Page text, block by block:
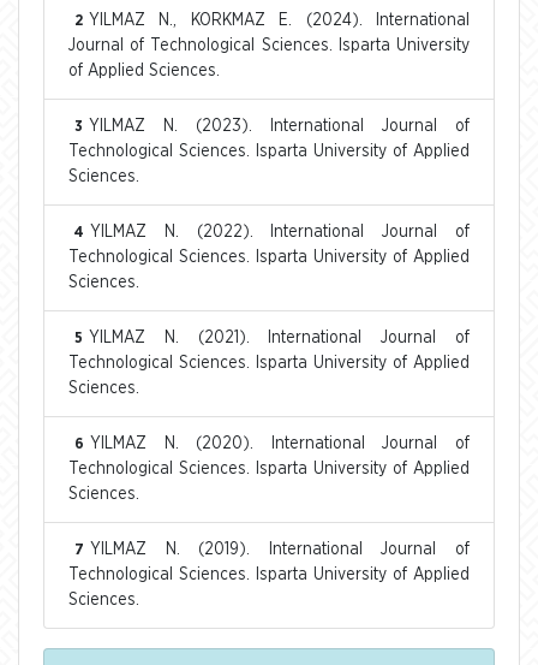
2 YILMAZ N., KORKMAZ E. (2024). International
Journal of Technological Sciences. Isparta University
of Applied Sciences.
3 YILMAZ N. (2023). International Journal of
Technological Sciences. Isparta University of Applied
Sciences.
4 YILMAZ N. (2022). International Journal of
Technological Sciences. Isparta University of Applied
Sciences.
5 YILMAZ N. (2021). International Journal of
Technological Sciences. Isparta University of Applied
Sciences.
6 YILMAZ N. (2020). International Journal of
Technological Sciences. Isparta University of Applied
Sciences.
7 YILMAZ N. (2019). International Journal of
Technological Sciences. Isparta University of Applied
Sciences.